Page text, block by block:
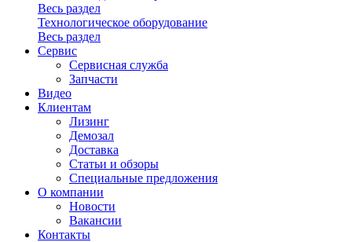
Весь раздел
Технологическое оборудование
Весь раздел
Сервис
Сервисная служба
Запчасти
Видео
Клиентам
Лизинг
Демозал
Доставка
Статьи и обзоры
Специальные предложения
О компании
Новости
Вакансии
Контакты